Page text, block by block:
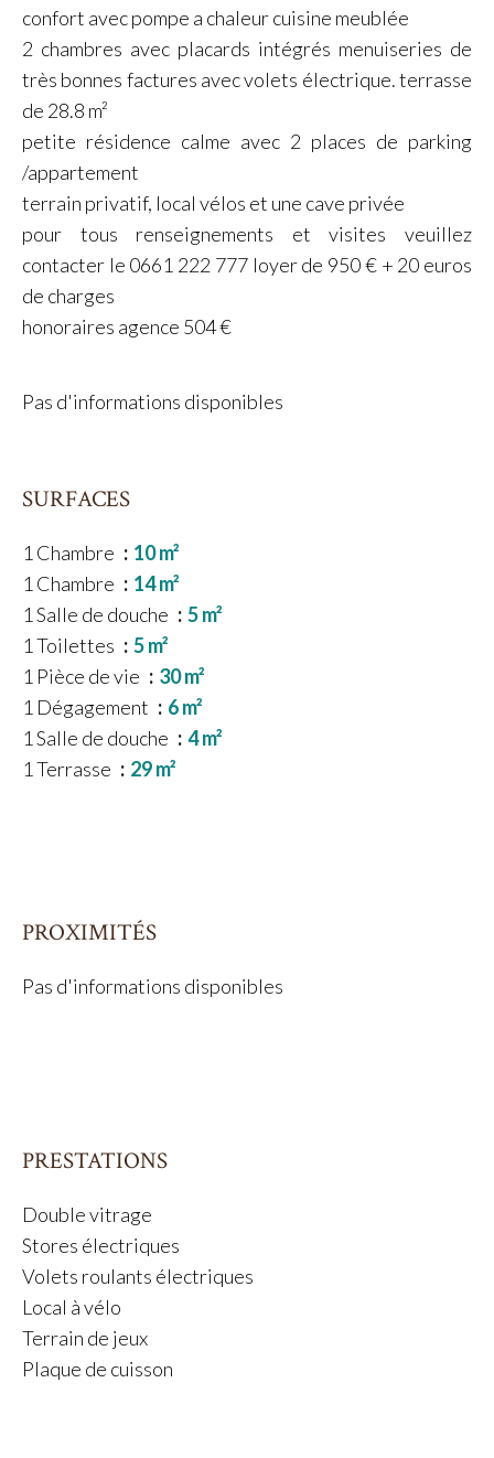
confort avec pompe a chaleur cuisine meublée
2 chambres avec placards intégrés menuiseries de
très bonnes factures avec volets électrique. terrasse
de 28.8 m²
petite résidence calme avec 2 places de parking
/appartement
terrain privatif, local vélos et une cave privée
pour tous renseignements et visites veuillez
contacter le 0661 222 777 loyer de 950 € + 20 euros
de charges
honoraires agence 504 €
Pas d'informations disponibles
SURFACES
1 Chambre
10 m²
1 Chambre
14 m²
1 Salle de douche
5 m²
1 Toilettes
5 m²
1 Pièce de vie
30 m²
1 Dégagement
6 m²
1 Salle de douche
4 m²
1 Terrasse
29 m²
PROXIMITÉS
Pas d'informations disponibles
PRESTATIONS
Double vitrage
Stores électriques
Volets roulants électriques
Local à vélo
Terrain de jeux
Plaque de cuisson